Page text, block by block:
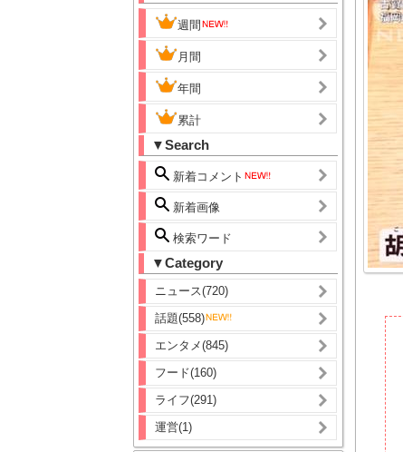
週間
月間
年間
累計
▼Search
新着コメント
新着画像
検索ワード
▼Category
ニュース(720)
話題(558)
エンタメ(845)
フード(160)
ライフ(291)
運営(1)